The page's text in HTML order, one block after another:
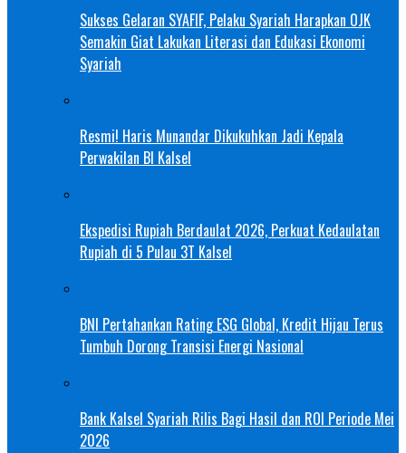
Sukses Gelaran SYAFIF, Pelaku Syariah Harapkan OJK
Semakin Giat Lakukan Literasi dan Edukasi Ekonomi
Syariah
Resmi! Haris Munandar Dikukuhkan Jadi Kepala
Perwakilan BI Kalsel
Ekspedisi Rupiah Berdaulat 2026, Perkuat Kedaulatan
Rupiah di 5 Pulau 3T Kalsel
BNI Pertahankan Rating ESG Global, Kredit Hijau Terus
Tumbuh Dorong Transisi Energi Nasional
Bank Kalsel Syariah Rilis Bagi Hasil dan ROI Periode Mei
2026